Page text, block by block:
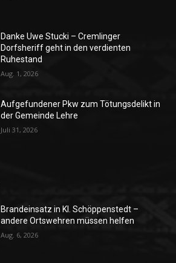
Danke Uwe Stucki – Cremlinger
Dorfsheriff geht in den verdienten
Ruhestand
Aug. 1, 2026
Aufgefundener Pkw zum Tötungsdelikt in
der Gemeinde Lehre
Juli 31, 2026
Brandeinsatz in Kl. Schöppenstedt –
andere Ortswehren müssen helfen
Aug. 6, 2026